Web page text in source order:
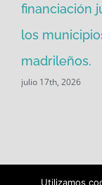
financiación
los
madrileños.
julio 17th, 2026
Utilizamos